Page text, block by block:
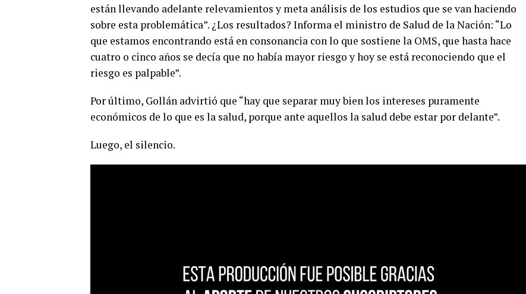
están llevando adelante relevamientos y meta análisis de los estudios que se van haciendo
sobre esta problemática”. ¿Los resultados? Informa el ministro de Salud de la Nación: “Lo
que estamos encontrando está en consonancia con lo que sostiene la OMS, que hasta hace
cuatro o cinco años se decía que no había mayor riesgo y hoy se está reconociendo que el
riesgo es palpable”.
Por último, Gollán advirtió que “hay que separar muy bien los intereses puramente
económicos de lo que es la salud, porque ante aquellos la salud debe estar por delante”.
Luego, el silencio.